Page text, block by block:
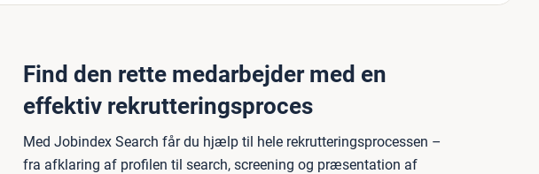
Find den rette medarbejder med en
effektiv rekrutteringsproces
Med Jobindex Search får du hjælp til hele rekrutteringsprocessen –
fra afklaring af profilen til search, screening og præsentation af